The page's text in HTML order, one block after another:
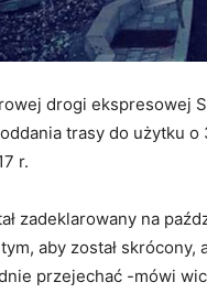
drogi ekspresowej
trasy do użytku
r.
zadeklarowany na
aby został skrócony,
przejechać -mówi